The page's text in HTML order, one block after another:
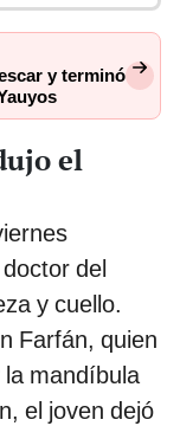
y terminó
el
del
y cuello.
Farfán, quien
mandíbula
el joven dejó